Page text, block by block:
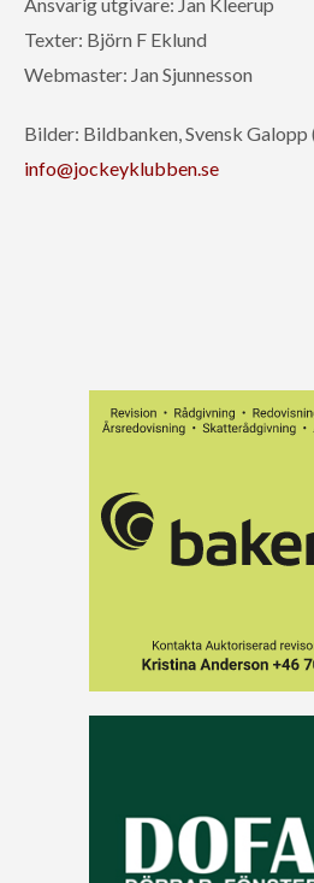
Texter: Björn F Eklund
Webmaster: Jan Sjunnesson
Bilder: Bildbanken, Svensk Galopp
info@jockeyklubben.se